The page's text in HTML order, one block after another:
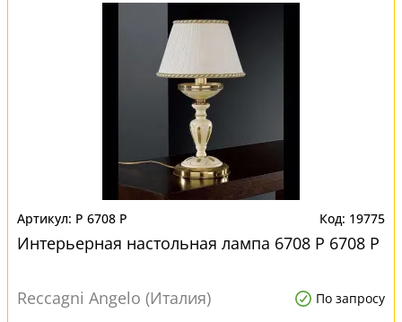
P 6708 P 19775
Интерьерная настольная лампа 6708 P 6708 P
Reccagni Angelo (Италия) По запросу